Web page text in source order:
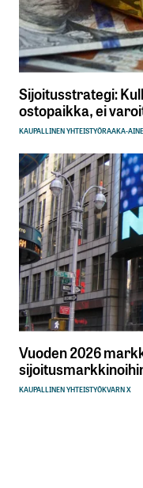
Sijoitusstrategi:
ostopaikka, ei
KAUPALLINEN YHTEISTYÖRAAKA-
Vuoden 2026
KAUPALLINEN YHTEISTYÖKVARN X